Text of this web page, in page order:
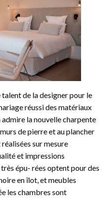
de la designer pour le
réussi des matériaux
la nouvelle charpente
de pierre et au plancher
sur mesure
et impressions
épu- rées optent pour des
en îlot, et meubles
les chambres sont